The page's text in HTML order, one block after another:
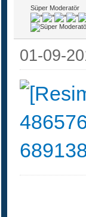
Süper Moderatör
01-09-